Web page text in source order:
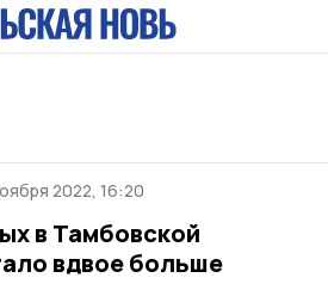
2022, 16:20
в Тамбовской
вдвое больше